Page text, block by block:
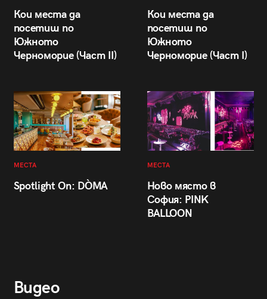
Кои места да
посетиш по
Южното
Черноморие (Част II)
Кои места да
посетиш по
Южното
Черноморие (Част I)
МЕСТА
Spotlight On: DÒMA
МЕСТА
Ново място в
София: PINK
BALLOON
Видео